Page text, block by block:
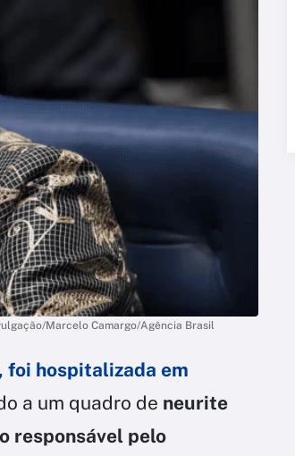
Marcelo Camargo/Agência Brasil
foi hospitalizada em
a um quadro de neurite
responsável pelo